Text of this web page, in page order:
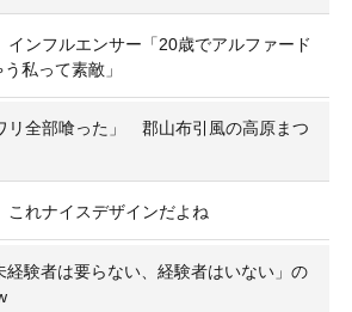
インフルエンサー「20歳でアルファード
私って素敵」
リ全部喰った」 郡山布引風の高原まつ
これナイスデザインだよね
経験者は要らない、経験者はいない」の